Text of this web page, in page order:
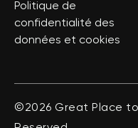
Politique de
confidentialité des
données et cookies
©2026 Great Place